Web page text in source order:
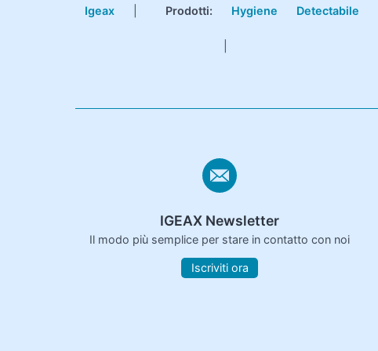
Igeax Prodotti: Hygiene Detectabile
IGEAX Newsletter
Il modo più semplice per stare in contatto con noi
Iscriviti ora